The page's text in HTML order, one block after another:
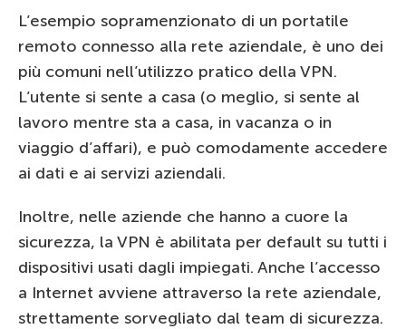
L’esempio sopramenzionato di un portatile
remoto connesso alla rete aziendale, è uno dei
più comuni nell’utilizzo pratico della VPN.
L’utente si sente a casa (o meglio, si sente al
lavoro mentre sta a casa, in vacanza o in
viaggio d’affari), e può comodamente accedere
ai dati e ai servizi aziendali.
Inoltre, nelle aziende che hanno a cuore la
sicurezza, la VPN è abilitata per default su tutti i
dispositivi usati dagli impiegati. Anche l’accesso
a Internet avviene attraverso la rete aziendale,
strettamente sorvegliato dal team di sicurezza.